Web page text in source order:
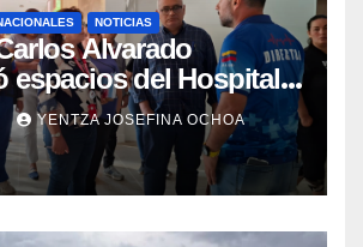
NOTICIAS
Alvarado
espacios del Hospital
Dr. Martín Vegas
YENTZA JOSEFINA OCHOA